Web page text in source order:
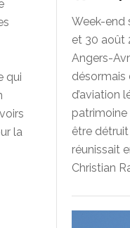
qui
la
Week-end
et 30 août
Angers-
désormais
d’aviation
être détruit
réunissait
Christian